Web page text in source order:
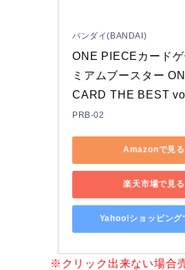
バンダイ(BANDAI)
ONE PIECEカードゲ
ミアムブースター
CARD THE BEST
PRB-02
Amazonで見る
楽天市場で見る
Yahoo!ショッピング
※クリック出来ない場合